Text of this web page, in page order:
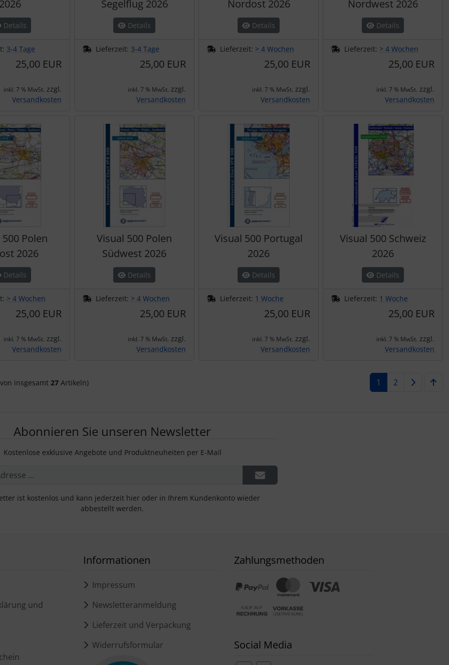
2026
Details
3-4 Tage
25,00 EUR
inkl. 7 % MwSt. zzgl.
Versandkosten
Segelflug 2026
Details
Lieferzeit: 3-4 Tage
25,00 EUR
inkl. 7 % MwSt. zzgl.
Versandkosten
Nordost 2026
Details
Lieferzeit: > 4 Wochen
25,00 EUR
inkl. 7 % MwSt. zzgl.
Versandkosten
Nordwest 2026
Details
Lieferzeit: > 4 Wochen
25,00 EUR
inkl. 7 % MwSt. zzgl.
Versandkosten
Polen
2026
Details
> 4 Wochen
25,00 EUR
inkl. 7 % MwSt. zzgl.
Versandkosten
Visual 500 Polen
Südwest 2026
Details
Lieferzeit: > 4 Wochen
25,00 EUR
inkl. 7 % MwSt. zzgl.
Versandkosten
Visual 500 Portugal
2026
Details
Lieferzeit: 1 Woche
25,00 EUR
inkl. 7 % MwSt. zzgl.
Versandkosten
Visual 500 Schweiz
2026
Details
Lieferzeit: 1 Woche
25,00 EUR
inkl. 7 % MwSt. zzgl.
Versandkosten
insgesamt 27 Artikeln) 1 2
Abonnieren Sie unseren Newsletter
Kostenlose exklusive Angebote und Produktneuheiten per E-Mail
ist kostenlos und kann jederzeit hier oder in Ihrem Kundenkonto wieder
abbestellt werden.
und
Informationen
Impressum
Newsletteranmeldung
Lieferzeit und Verpackung
Widerrufsformular
Zahlungsmethoden
Social Media